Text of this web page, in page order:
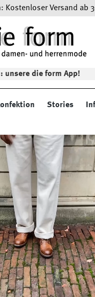
Versand ab
unsere die form App!
Stories